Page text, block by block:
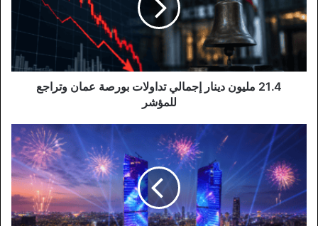
تداولات
بورصة
وتراجع
للمؤشر
21.4 مليون دينار إجمالي تداولات بورصة عمان وتراجع
للمؤشر
"بوابة
الأردن"
تضيء
سماء
عمّان
بعروض
بصرية